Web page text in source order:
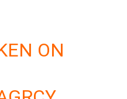
ON